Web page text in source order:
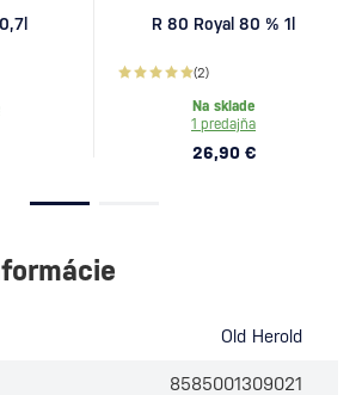
R 80 Royal 80 % 1l
(2)
Na sklade
1 predajňa
26,90 €
Old Herold
8585001309021